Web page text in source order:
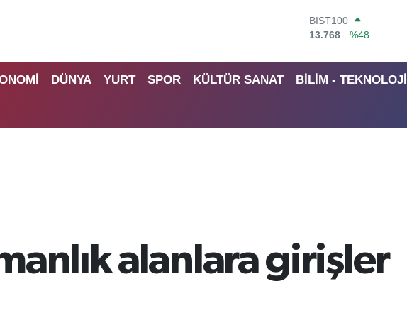
BITCOIN
64.602,05
%0.69
EURO
DÜNYA YURT SPOR KÜLTÜR SANAT BİLİM - TEKNOLOJİ
alanlara girişler